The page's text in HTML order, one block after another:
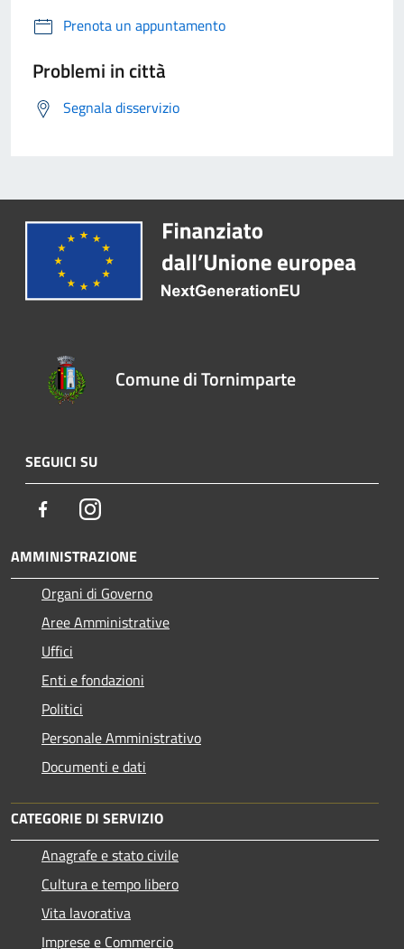
Prenota un appuntamento
Problemi in città
Segnala disservizio
Comune di Tornimparte
SEGUICI SU
FacebookInstagram
AMMINISTRAZIONE
Organi di Governo
Aree Amministrative
Uffici
Enti e fondazioni
Politici
Personale Amministrativo
Documenti e dati
CATEGORIE DI SERVIZIO
Anagrafe e stato civile
Cultura e tempo libero
Vita lavorativa
Imprese e Commercio